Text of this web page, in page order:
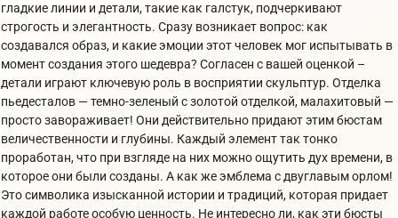
гладкие линии и детали, такие как галстук, подчеркивают
строгость и элегантность. Сразу возникает вопрос: как
создавался образ, и какие эмоции этот человек мог испытывать в
момент создания этого шедевра? Согласен с вашей оценкой –
детали играют ключевую роль в восприятии скульптур. Отделка
пьедесталов — темно-зеленый с золотой отделкой, малахитовый —
просто завораживает! Они действительно придают этим бюстам
величественности и глубины. Каждый элемент так тонко
проработан, что при взгляде на них можно ощутить дух времени, в
которое они были созданы. А как же эмблема с двуглавым орлом!
Это символика изысканной истории и традиций, которая придает
каждой работе особую ценность. Не интересно ли, как эти бюсты